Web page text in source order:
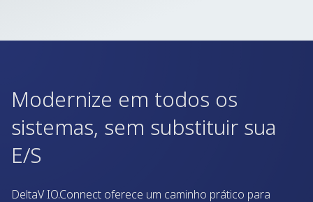
Modernize em todos os
sistemas, sem substituir sua
E/S
DeltaV IO.Connect oferece um caminho prático para